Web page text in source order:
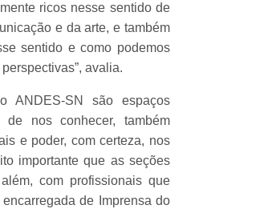
ricos nesse sentido de
e da arte, e também
sentido e como podemos
avalia.
ANDES-SN são espaços
nos conhecer, também
e poder, com certeza, nos
importante que as seções
com profissionais que
de Imprensa do